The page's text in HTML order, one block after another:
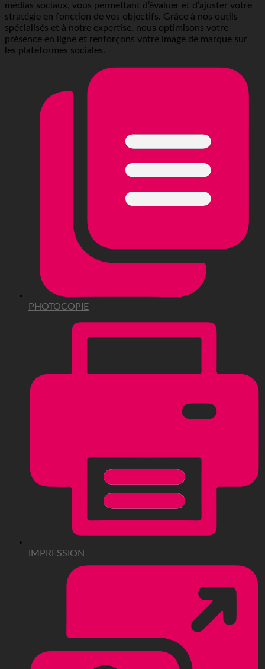
médias sociaux, vous permettant d’évaluer et d’ajuster votre
stratégie en fonction de vos objectifs. Grâce à nos outils
spécialisés et à notre expertise, nous optimisons votre
présence en ligne et renforçons votre image de marque sur
les plateformes sociales.
PHOTOCOPIE
IMPRESSION